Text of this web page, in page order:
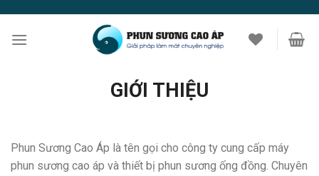
content
GIỚI THIỆU
Phun Sương Cao Áp là tên gọi cho công ty cung cấp máy
phun sương cao áp và thiết bị phun sương ống đồng. Chuyên